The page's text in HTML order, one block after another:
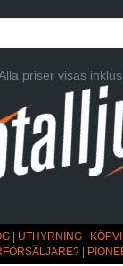
priser visas
UTHYRNING